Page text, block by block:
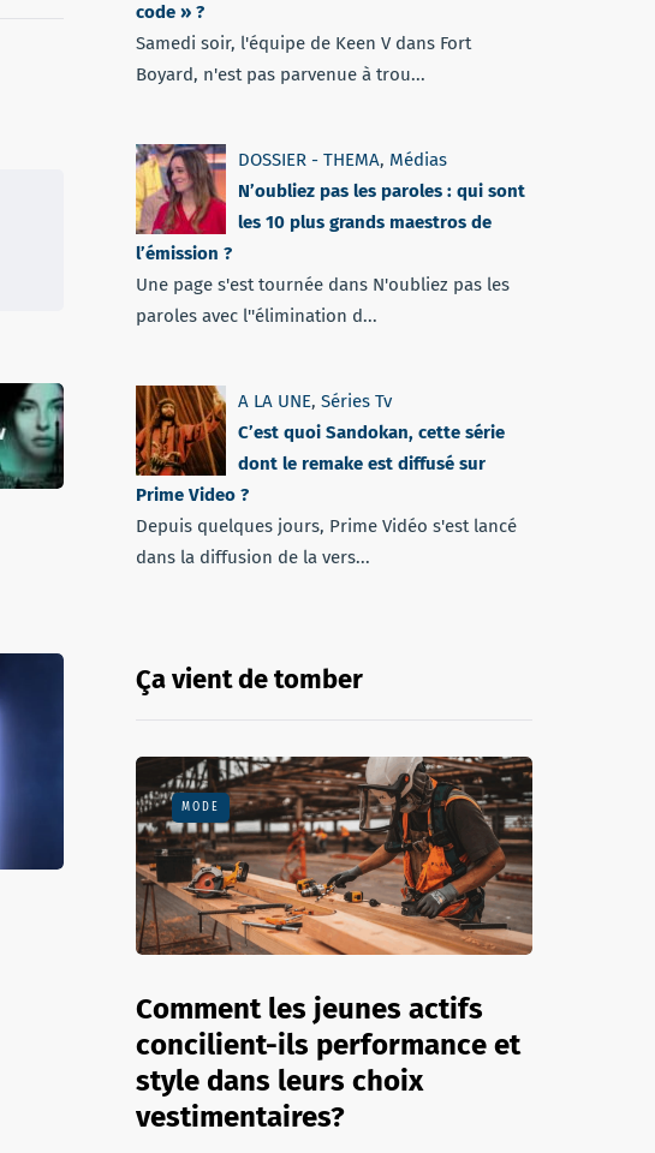
code » ?
Samedi soir, l'équipe de Keen V dans Fort
Boyard, n'est pas parvenue à trou...
DOSSIER - THEMA, Médias
N’oubliez pas les paroles : qui sont
les 10 plus grands maestros de
l’émission ?
Une page s'est tournée dans N'oubliez pas les
paroles avec l''élimination d...
A LA UNE, Séries Tv
C’est quoi Sandokan, cette série
dont le remake est diffusé sur
Prime Video ?
Depuis quelques jours, Prime Vidéo s'est lancé
dans la diffusion de la vers...
Ça vient de tomber
MODE
Comment les jeunes actifs
concilient-ils performance et
style dans leurs choix
vestimentaires?